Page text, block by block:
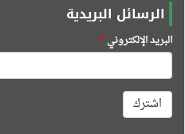
الرسائل البريدية
البريد الإلكتروني*
اشترك